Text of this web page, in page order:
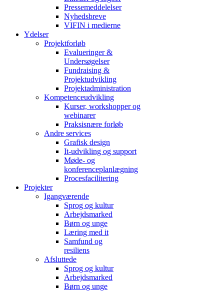
Pressemeddelelser
Nyhedsbreve
VIFIN i medierne
Ydelser
Projektforløb
Evalueringer &
Undersøgelser
Fundraising &
Projektudvikling
Projektadministration
Kompetenceudvikling
Kurser, workshopper og
webinarer
Praksisnære forløb
Andre services
Grafisk design
It-udvikling og support
Møde- og
konferenceplanlægning
Procesfacilitering
Projekter
Igangværende
Sprog og kultur
Arbejdsmarked
Børn og unge
Læring med it
Samfund og
resiliens
Afsluttede
Sprog og kultur
Arbejdsmarked
Børn og unge